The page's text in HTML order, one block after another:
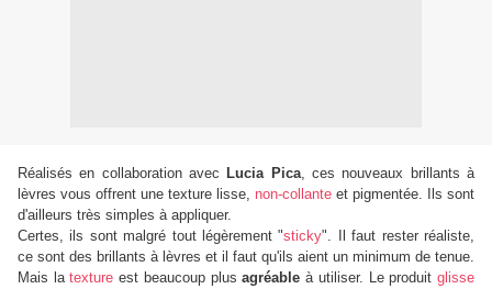
Réalisés en collaboration avec Lucia Pica, ces nouveaux brillants à
lèvres vous offrent une texture lisse, non-collante et pigmentée. Ils sont
d'ailleurs très simples à appliquer.
Certes, ils sont malgré tout légèrement "sticky". Il faut rester réaliste,
ce sont des brillants à lèvres et il faut qu'ils aient un minimum de tenue.
Mais latexture est beaucoup plusagréable à utiliser. Le produitglisse